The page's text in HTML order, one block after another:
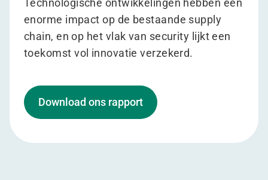
Technologische ontwikkelingen hebben een
enorme impact op de bestaande supply
chain, en op het vlak van security lijkt een
toekomst vol innovatie verzekerd.
Download ons rapport